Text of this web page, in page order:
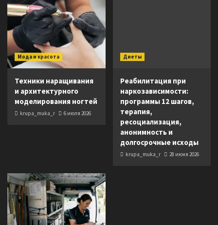
Мода и красота
Техники наращивания
и архитектурного
моделирования ногтей
krupa_muka_r 6 июля 2026
Диеты
Реабилитация при
наркозависимости:
программы 12 шагов,
терапия,
ресоциализация,
анонимность и
долгосрочные исходы
krupa_muka_r 28 июня 2026